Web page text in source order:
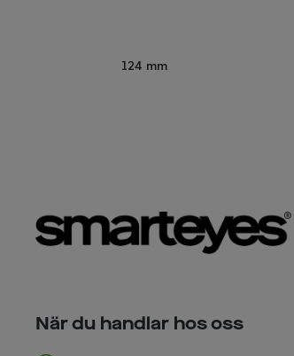
124 mm
När du handlar hos oss